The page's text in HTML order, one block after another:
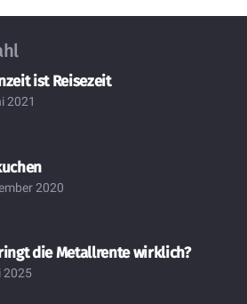
ist Reisezeit
2021
2020
die Metallrente wirklich?
2025